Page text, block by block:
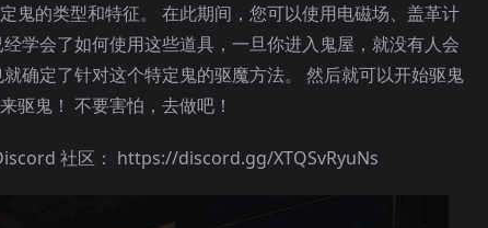
鬼的类型和特征。 在此期间，您可以使用电磁场、盖革计
学会了如何使用这些道具，一旦你进入鬼屋，就没有人会
确定了针对这个特定鬼的驱魔方法。 然后就可以开始驱鬼
驱鬼！ 不要害怕，去做吧！
社区： https://discord.gg/XTQSvRyuNs